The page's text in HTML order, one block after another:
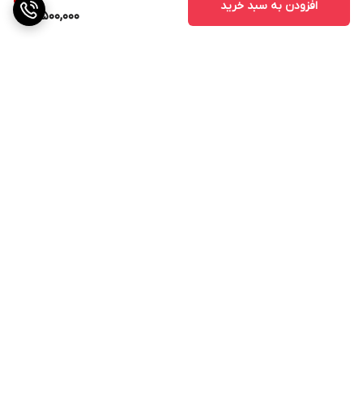
3,500,000
افزودن به سبد خرید